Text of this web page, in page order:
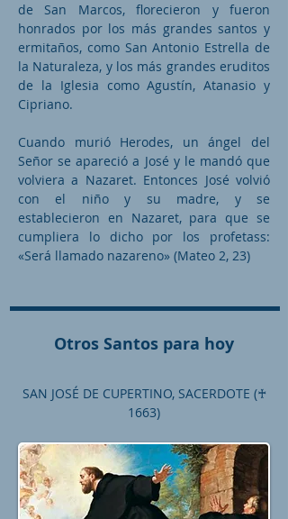
de San Marcos, florecieron y fueron
honrados por los más grandes santos y
ermitaños, como San Antonio Estrella de
la Naturaleza, y los más grandes eruditos
de la Iglesia como Agustín, Atanasio y
Cipriano.
Cuando murió Herodes, un ángel del
Señor se apareció a José y le mandó que
volviera a Nazaret. Entonces José volvió
con el niño y su madre, y se
establecieron en Nazaret, para que se
cumpliera lo dicho por los profetass:
«Será llamado nazareno» (Mateo 2, 23)
Otros Santos para hoy
SAN JOSÉ DE CUPERTINO, SACERDOTE (♰
1663)